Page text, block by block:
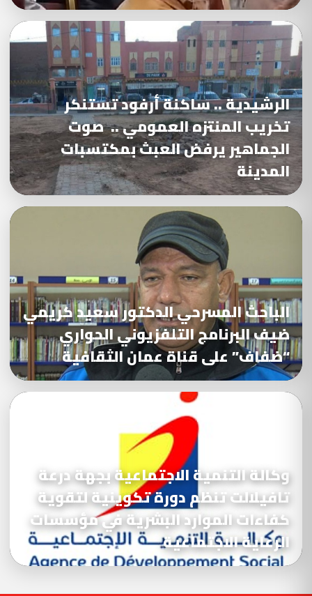
الرشيدية .. ساكنة أرفود تستنكر
تخريب المنتزه العمومي .. صوت
الجماهير يرفض العبث بمكتسبات
المدينة
الباحث المسرحي الدكتور سعيد كريمي
ضيف البرنامج التلفزيوني الحواري
“ضفاف” على قناة عمان الثقافية
وكالة التنمية الاجتماعية بجهة درعة
تافيلالت تنظم دورة تكوينية لتقوية
كفاءات الموارد البشرية في مؤسسات
الرعاية الاجتماعية